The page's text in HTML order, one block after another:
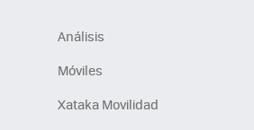
Análisis
Móviles
Xataka Movilidad